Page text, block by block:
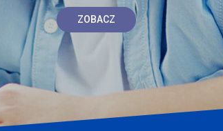
ZOBACZ